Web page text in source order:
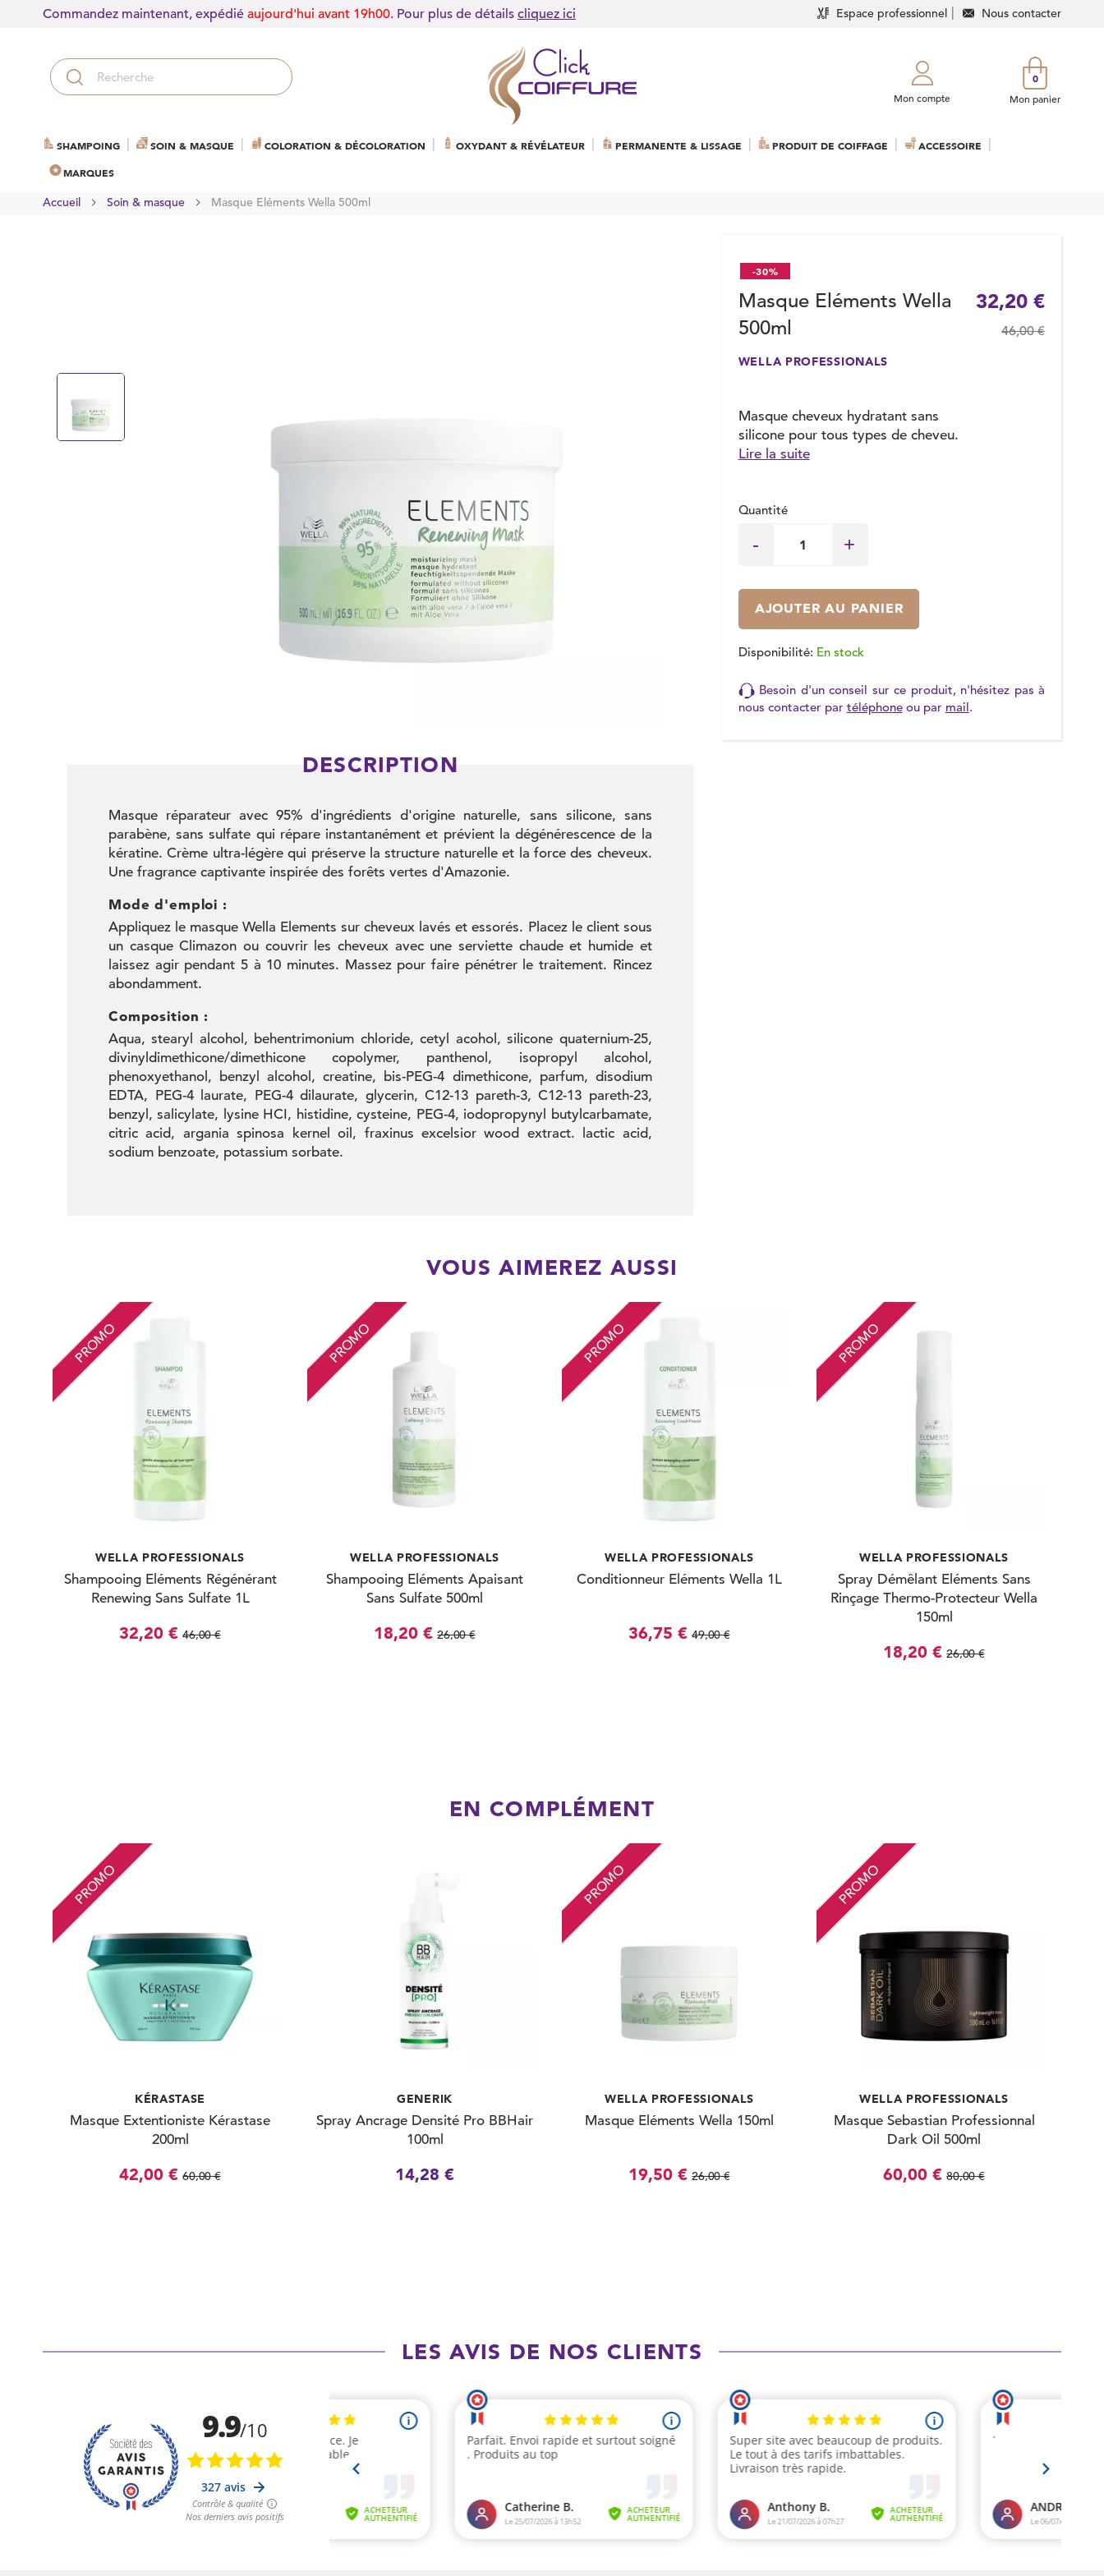
Commandez maintenant, expédié aujourd'hui avant 19h00. Pour plus de détails cliquez ici Espace professionnel Nous contacter
Mon compte
0
Mon panier
SHAMPOING SOIN & MASQUE COLORATION & DÉCOLORATION OXYDANT & RÉVÉLATEUR PERMANENTE & LISSAGE PRODUIT DE COIFFAGE ACCESSOIRE
MARQUES
Accueil Soin & masque Masque Eléments Wella 500ml
-30%
Masque Eléments Wella
500ml
WELLA PROFESSIONALS
Masque cheveux hydratant sans
silicone pour tous types de cheveu.
Lire la suite
32,20 €
46,00 €
Quantité
AJOUTER AU PANIER
Disponibilité: En stock
Besoin d'un conseil sur ce produit, n'hésitez pas à
nous contacter par téléphoneou par mail.
DESCRIPTION
Masque réparateur avec 95% d'ingrédients d'origine naturelle, sans silicone, sans
parabène, sans sulfate qui répare instantanément et prévient la dégénérescence de la
kératine. Crème ultra-légère qui préserve la structure naturelle et la force des cheveux.
Une fragrance captivante inspirée des forêts vertes d'Amazonie.
Mode d'emploi :
Appliquez le masque Wella Elements sur cheveux lavés et essorés. Placez le client sous
un casque Climazon ou couvrir les cheveux avec une serviette chaude et humide et
laissez agir pendant 5 à 10 minutes. Massez pour faire pénétrer le traitement. Rincez
abondamment.
Composition :
Aqua, stearyl alcohol, behentrimonium chloride, cetyl acohol, silicone quaternium-25,
divinyldimethicone/dimethicone copolymer, panthenol, isopropyl alcohol,
phenoxyethanol, benzyl alcohol, creatine, bis-PEG-4 dimethicone, parfum, disodium
EDTA, PEG-4 laurate, PEG-4 dilaurate, glycerin, C12-13 pareth-3, C12-13 pareth-23,
benzyl, salicylate, lysine HCI, histidine, cysteine, PEG-4, iodopropynyl butylcarbamate,
citric acid, argania spinosa kernel oil, fraxinus excelsior wood extract. lactic acid,
sodium benzoate, potassium sorbate.
VOUS AIMEREZ AUSSI
PROMO
WELLA PROFESSIONALS
Shampooing Eléments Régénérant
Renewing Sans Sulfate 1L
32,20 € 46,00 €
PROMO
WELLA PROFESSIONALS
Shampooing Eléments Apaisant
Sans Sulfate 500ml
18,20 € 26,00 €
PROMO
WELLA PROFESSIONALS
Conditionneur Eléments Wella 1L
36,75 € 49,00 €
PROMO
WELLA PROFESSIONALS
Spray Démêlant Eléments Sans
Rinçage Thermo-Protecteur Wella
150ml
18,20 € 26,00 €
EN COMPLÉMENT
PROMO
KÉRASTASE
Masque Extentioniste Kérastase
200ml
42,00 € 60,00 €
GENERIK
Spray Ancrage Densité Pro BBHair
100ml
14,28 €
PROMO
WELLA PROFESSIONALS
Masque Eléments Wella 150ml
19,50 € 26,00 €
PROMO
WELLA PROFESSIONALS
Masque Sebastian Professionnal
Dark Oil 500ml
60,00 € 80,00 €
LES AVIS DE NOS CLIENTS